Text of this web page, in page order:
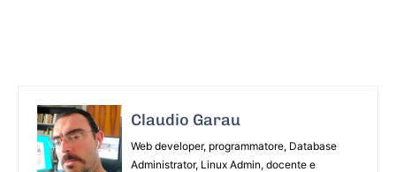
Claudio Garau
Web developer, programmatore, Database
Administrator, Linux Admin, docente e